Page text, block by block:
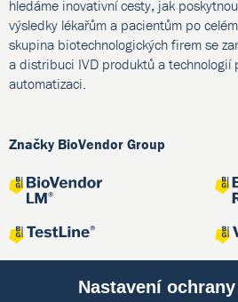
hledáme inovativní cesty, jak
výsledky lékařům a pacientům po
skupina biotechnologických firem se
a distribuci IVD produktů a technologií
automatizaci.
Značky BioVendor Group
Nastavení